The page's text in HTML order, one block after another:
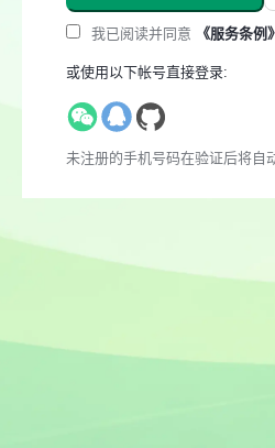
我已阅读并同意 《服务条例》
或使用以下帐号直接登录:
未注册的手机号码在验证后将自